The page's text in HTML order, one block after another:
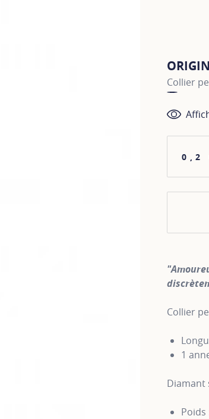
Collier
0,2
Collier
1
Diamant
Poids